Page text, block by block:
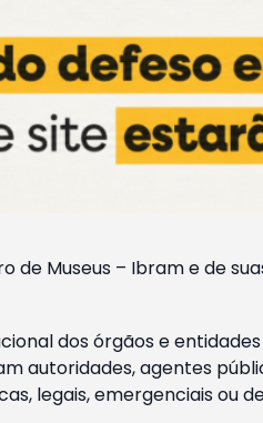
de Museus – Ibram e de
dos órgãos e
autoridades, agentes
legais, emergenciais ou